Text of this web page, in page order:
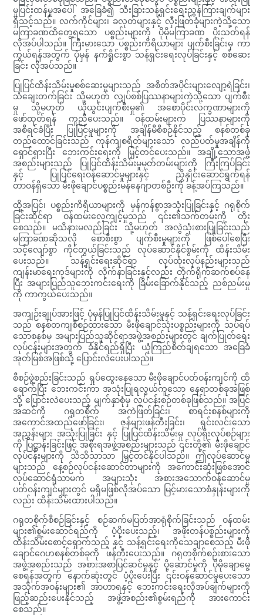
မှုပြင်းထန်မှုအပေါ် အခြေခံ၍ သီးခြားသန့်ရှင်းရေးညွှန်ကြားချက်များ
ရှိသင့်သည်။ လက်ကိုင်များ၊ ခလုတ်များနှင့် လှီးဖြတ်ခုံများကဲ့သို့သော
မကြာခဏထိတွေ့ရသော ပစ္စည်းများကို ပိုမိုမကြာခဏ ပိုးသတ်ရန်
လိုအပ်ပါသည်။ ကြီးမားသော ပစ္စည်းကိရိယာများ ပျက်စီးခြင်းမှ ကာ
ကွယ်ရန်အတွက် ပုံမှန် နက်ရှိုင်းစွာ သန့်ရှင်းရေးလုပ်ခြင်းနှင့် စစ်ဆေး
ခြင်း လိုအပ်သည်။
ပြုပြင်ထိန်းသိမ်းမှုစစ်ဆေးမှုများသည် အစိတ်အပိုင်းများလျော့ရဲခြင်း၊
သံချေးတက်ခြင်း သို့မဟုတ် လျှပ်စစ်ပြဿနာများကဲ့သို့သော ပျက်စီး
မှု သို့မဟုတ် ယိုယွင်းပျက်စီးမှု၏ အစောပိုင်းလက္ခဏာများကို
ဖော်ထုတ်ရန် ကူညီပေးသည်။ ဝန်ထမ်းများက ပြဿနာများကို
အစီရင်ခံပြီး ပြုပြင်မှုများကို အချိန်မီစီစဉ်နိုင်သည့် စနစ်တစ်ခု
တည်ထောင်ခြင်းသည် ကုန်ကျစရိတ်များသော လည်ပတ်မှုအချိန်ကို
ရှောင်ရှားပြီး ဘေးကင်းရေးကို မြှင့်တင်ပေးသည်။ အချို့သောအဖွဲ့
အစည်းများသည် ပြုပြင်ထိန်းသိမ်းမှုမှတ်တမ်းများကို ကြီးကြပ်ခြင်း
နှင့် ပြုပြင်ရေးဝန်ဆောင်မှုများနှင့် ညှိနှိုင်းဆောင်ရွက်ရန်
တာဝန်ရှိသော မီးဖိုချောင်ပစ္စည်းမန်နေဂျာတစ်ဦးကို ခန့်အပ်ကြသည်။
ထို့အပြင်၊ ပစ္စည်းကိရိယာများကို မှန်ကန်စွာအသုံးပြုခြင်းနှင့် ဂရုစိုက်
ခြင်းဆိုင်ရာ ဝန်ထမ်းလေ့ကျင့်မှုသည် ၎င်း၏သက်တမ်းကို တိုး
စေသည်။ မသိနားမလည်ခြင်း သို့မဟုတ် အလွဲသုံးစားပြုခြင်းသည်
မကြာခဏဆိုသလို စောစီးစွာ ပျက်စီးမှုများကို ဖြစ်ပေါ်စေပြီး
သင့်လျော်စွာ ကိုင်တွယ်ခြင်းသည် လုပ်ဆောင်နိုင်စွမ်းကို ထိန်းသိမ်း
ပေးသည်။ သန့်ရှင်းရေးဆိုင်ရာ လုပ်ထုံးလုပ်နည်းများသည်
ကျန်းမာရေးကုဒ်များကို လိုက်နာခြင်းနှင့်လည်း တိုက်ရိုက်ဆက်စပ်နေ
ပြီး အများပြည်သူဘေးကင်းရေးကို ခြိမ်းခြောက်နိုင်သည့် ညစ်ညမ်းမှု
ကို ကာကွယ်ပေးသည်။
အကျဉ်းချုပ်အားဖြင့် ပုံမှန်ပြုပြင်ထိန်းသိမ်းမှုနှင့် သန့်ရှင်းရေးလုပ်ခြင်း
သည် စနစ်တကျစီစဉ်ထားသော မီးဖိုချောင်သုံးပစ္စည်းများကို သပ်ရပ်
သောစနစ်မှ အများပြည်သူဆိုင်ရာအဖွဲ့အစည်းများတွင် ချက်ပြုတ်ရေး
လုပ်ငန်းများအတွက် ခံနိုင်ရည်ရှိပြီး ယုံကြည်စိတ်ချရသော အခြေခံ
အုတ်မြစ်အဖြစ်သို့ ပြောင်းလဲပေးပါသည်။
စီစဉ်ဖွဲ့စည်းခြင်းသည် ရှုပ်ထွေးနေသော မီးဖိုချောင်ပတ်ဝန်းကျင်ကို ထိ
ရောက်ပြီး ဘေးကင်းကာ အသုံးပြုရလွယ်ကူသော နေရာတစ်ခုအဖြစ်
သို့ ပြောင်းလဲပေးသည့် မျက်နှာစုံမှ လုပ်ငန်းစဉ်တစ်ခုဖြစ်သည်။ အပြင်
အဆင်ကို ဂရုတစိုက် အကဲဖြတ်ခြင်း၊ စာရင်းစနစ်များကို
အကောင်အထည်ဖော်ခြင်း၊ ဇုန်များဖန်တီးခြင်း၊ ရှင်းလင်းသော
အညွှန်းများ အသုံးပြုခြင်း နှင့် ပြုပြင်ထိန်းသိမ်းမှု လုပ်ရိုးလုပ်စဉ်များ
ကို ပြဋ္ဌာန်းခြင်းဖြင့် အစိုးရအဖွဲ့အစည်းများသည် ၎င်းတို့၏ မီးဖိုချောင်
လုပ်ငန်းများကို သိသိသာသာ မြှင့်တင်နိုင်ပါသည်။ ဤလုပ်ဆောင်မှု
များသည် နေ့စဉ်လုပ်ငန်းဆောင်တာများကို အကောင်းဆုံးဖြစ်အောင်
လုပ်ဆောင်ရုံသာမက အများသုံး အစားအသောက်ဝန်ဆောင်မှု
ပတ်ဝန်းကျင်များတွင် မရှိမဖြစ်လိုအပ်သော မြင့်မားသောစံနှုန်းများကို
လည်း ထိန်းသိမ်းထားပါသည်။
ဂရုတစိုက်စီစဉ်ခြင်းနှင့် စဉ်ဆက်မပြတ်အာရုံစိုက်ခြင်းသည် ဝန်ထမ်း
များ၏စွမ်းဆောင်ရည်ကို ပံ့ပိုးပေးသည့်၊ အဖိုးတန်ပစ္စည်းများကို
ထိန်းသိမ်းစောင့်ရှောက်သည့် နှင့် သန့်ရှင်းရေးကိုသေချာစေသည့် မီးဖို
ချောင်ဂေဟစနစ်တစ်ခုကို ဖန်တီးပေးသည်။ ဂရုတစိုက်စဉ်းစားသော
အဖွဲ့အစည်းသည် အစားအစာပြင်ဆင်မှုနှင့် ပို့ဆောင်မှုကို ပိုမိုချောမွေ့
စေရန်အတွက် နောက်ဆုံးတွင် ပံ့ပိုးပေးပြီး ၎င်းဝန်ဆောင်မှုပေးသော
အသိုက်အဝန်းများ၏ အာဟာရနှင့် ဘေးကင်းရေးလိုအပ်ချက်များကို
ဖြည့်ဆည်းပေးနိုင်သည့် အဖွဲ့အစည်း၏စွမ်းရည်ကို အားကောင်း
စေသည်။